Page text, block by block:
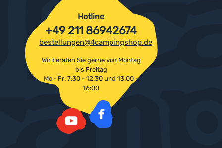
Hotline
+49 211 86942674
bestellungen@4campingshop.de
Wir beraten Sie gerne von Montag
bis Freitag
Mo - Fr: 7:30 - 12:30 und 13:00 -
16:00